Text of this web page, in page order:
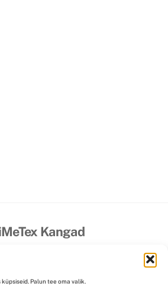
Palun tee oma valik.
Kangad
Kohaletoimetamine/Saatekulu